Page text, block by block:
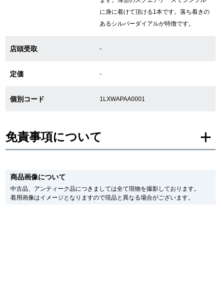
大阪心斎橋店
GINZA RASIN公式ブログ
WEBマガジン 買取ブログ
SNS・動画
For Overseas Customers
商品画像について
中古品、アンティーク品につきましては全て現物を撮影しております。
着用画像はイメージとなりますので現品と異なる場合がございます。
に身に着けて頂ける1本です。落ち着きの
あるシルバーダイアルが特徴です。
店頭受取 -
定価 -
個別コード 1LXWAPAA0001
免責事項について
メーカー保護シールの有無に個体差がございますのでご了承下さいませ。
また、メーカーにてマイナーチェンジがなされる場合がございますが、在庫品
の仕様で販売させていただきますので予めご了承の程お願いいたします。
尚、中古品、アンティーク品につきましては現品を撮影しております。